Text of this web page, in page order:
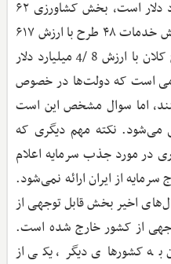
خارجی و ارزش حدود 8 /3 میلیارد دلار است، بخش کشاورزی ۶۲
طرح با ارزش ۵۸۰ میلیون دلار، بخش خدمات ۴۸ طرح با ارزش ۶۱۷
میلیون دلار و بخش نفت پنج طرح کلان با ارزش 8 /4 میلیارد دلار
است که دولت‌ها در خصوص
اما سوال مشخص این است
می‌شود. نکته مهم دیگری که
در مورد جذب سرمایه اعلام
از ایران ارائه نمی‌شود.
اخیر بخش قابل توجهی از
از کشور خارج شده است.
به کشورهای دیگر، یکی از